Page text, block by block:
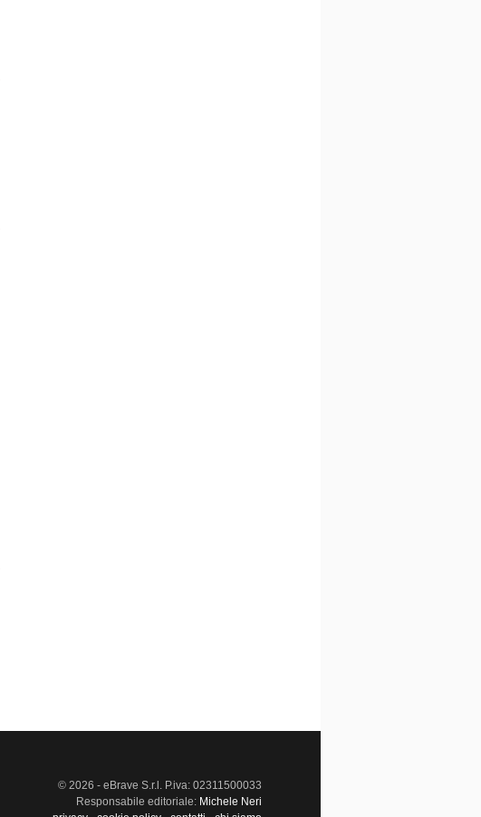
© 2026 - eBrave S.r.l. P.iva: 02311500033
Responsabile editoriale: Michele Neri